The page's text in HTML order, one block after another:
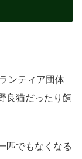
ンティア団体
良猫だったり飼
匹でもなくなる